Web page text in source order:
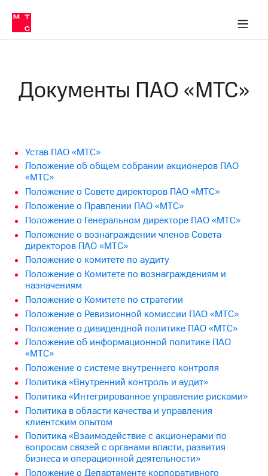
Медиа-центр
и акционерам
Устойчивое развитие
Комплаенс и деловая этика
компании
в МТС
Руководство
региона
информация
Контакты
Медиа-центр
Пресс-
релизы
МТС
о технологиях
Достижения
Интервью
Финансовая
отчетность
Контакты
Новости
в
регионе
и акционерам
Пресс-
о технологиях
Документы ПАО «МТС»
Устав ПАО «МТС»
Положение об общем собрании акционеров ПАО
«МТС»
Положение о Совете директоров ПАО «МТС»
Положение о Правлении ПАО «МТС»
Положение о Генеральном директоре ПАО «МТС»
Положение о вознаграждении членов Совета
директоров ПАО «МТС»
Положение о комитете по аудиту
Положение о Комитетe по вознаграждениям и
назначениям
Положение о Комитете по стратегии
Положение о Ревизионной комиссии ПАО «МТС»
Положение о дивидендной политике ПАО «МТС»
Положение об информационной политике ПАО
«МТС»
Положение о системе внутреннего контроля
Политика «Внутренний контроль и аудит»
Политика «Интегрированное управление рисками»
Политика в области качества и управления
клиентским опытом
Политика «Взаимодействие с акционерами по
вопросам связей с органами власти, развития
бизнеса и операционной деятельности»
Положение о Департаменте корпоративного